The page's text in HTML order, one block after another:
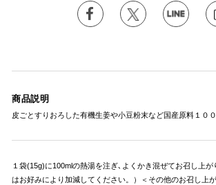
商品説明
皮ごとすりおろした有機生姜や小豆粉末など国産原料１０
１袋(15g)に100mlの熱湯を注ぎ､よくかき混ぜてお召し上
はお好みにより加減してください。）＜その他のお召し上